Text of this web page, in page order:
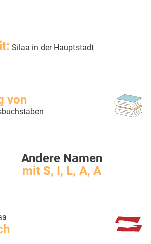
Silaa in der Hauptstadt
von
Andere Namen
mit S, I, L, A, A